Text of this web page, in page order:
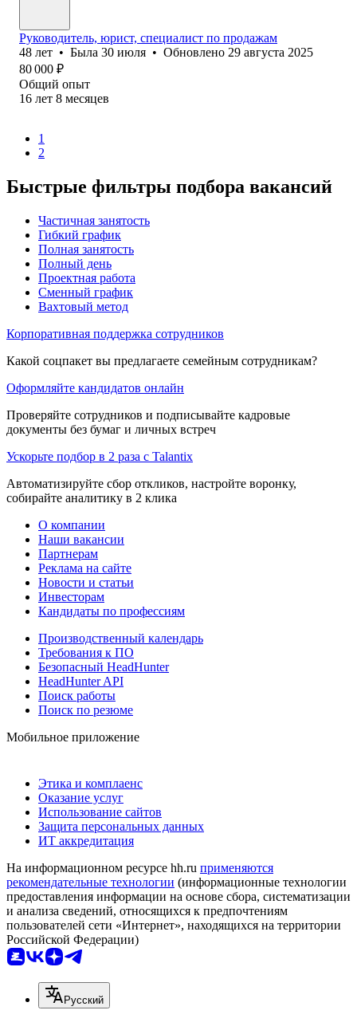
Руководитель, юрист, специалист по продажам
48 лет • Была 30 июля • Обновлено 29 августа 2025
80 000 ₽
Общий опыт
16 лет 8 месяцев
1
2
Быстрые фильтры подбора вакансий
Частичная занятость
Гибкий график
Полная занятость
Полный день
Проектная работа
Сменный график
Вахтовый метод
Корпоративная поддержка сотрудников
Какой соцпакет вы предлагаете семейным сотрудникам?
Оформляйте кандидатов онлайн
Проверяйте сотрудников и подписывайте кадровые
документы без бумаг и личных встреч
Ускорьте подбор в 2 раза с Talantix
Автоматизируйте сбор откликов, настройте воронку,
собирайте аналитику в 2 клика
О компании
Наши вакансии
Партнерам
Реклама на сайте
Новости и статьи
Инвесторам
Кандидаты по профессиям
Производственный календарь
Требования к ПО
Безопасный HeadHunter
HeadHunter API
Поиск работы
Поиск по резюме
Мобильное приложение
Этика и комплаенс
Оказание услуг
Использование сайтов
Защита персональных данных
ИТ аккредитация
На информационном ресурсе hh.ru применяются
рекомендательные технологии (информационные технологии
предоставления информации на основе сбора, систематизации
и анализа сведений, относящихся к предпочтениям
пользователей сети «Интернет», находящихся на территории
Российской Федерации)
Русский